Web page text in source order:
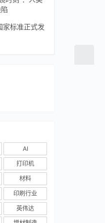
家标准正式发
AI
打印机
材料
印刷行业
英伟达